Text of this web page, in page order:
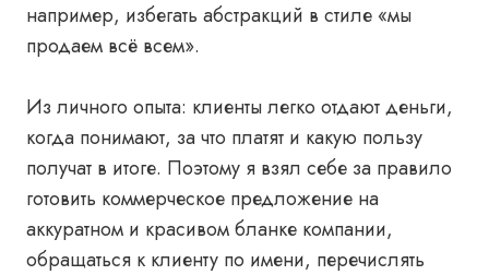
например, избегать абстракций в стиле «мы
продаем всё всем».
Из личного опыта: клиенты легко отдают деньги,
когда понимают, за что платят и какую пользу
получат в итоге. Поэтому я взял себе за правило
готовить коммерческое предложение на
аккуратном и красивом бланке компании,
обращаться к клиенту по имени, перечислять